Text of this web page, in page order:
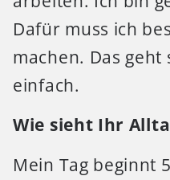
Dafür muss ich
machen. Das
einfach.
Wie sieht Ihr
Mein Tag beginnt